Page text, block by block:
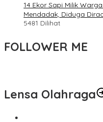
14 Ekor Sapi Milik
Mendadak, Diduga
5481 Dilihat
FOLLOWER ME
Lensa Olahraga